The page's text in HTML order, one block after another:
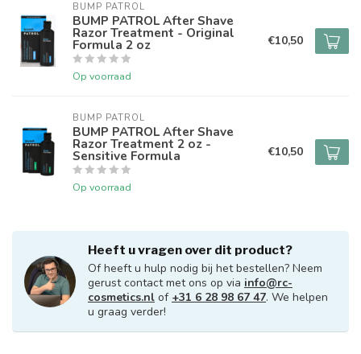
BUMP PATROL
BUMP PATROL After Shave
Razor Treatment - Original
Formula 2 oz
Op voorraad
€10,50
BUMP PATROL
BUMP PATROL After Shave
Razor Treatment 2 oz -
Sensitive Formula
Op voorraad
€10,50
Heeft u vragen over dit product?
Of heeft u hulp nodig bij het bestellen? Neem
gerust contact met ons op via info@rc-
cosmetics.nl of +31 6 28 98 67 47. We helpen
u graag verder!